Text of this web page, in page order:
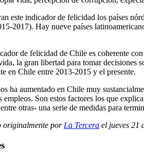
este indicador de felicidad los países
2017). Hay nueve países
de felicidad de Chile es coherente
la gran libertad para tomar
en Chile entre 2013-2015 y el presente.
ha aumentado en Chile muy
Son estos factores los que
otras- una serie de medidas para
originalmente por La Tercera el jueves 21